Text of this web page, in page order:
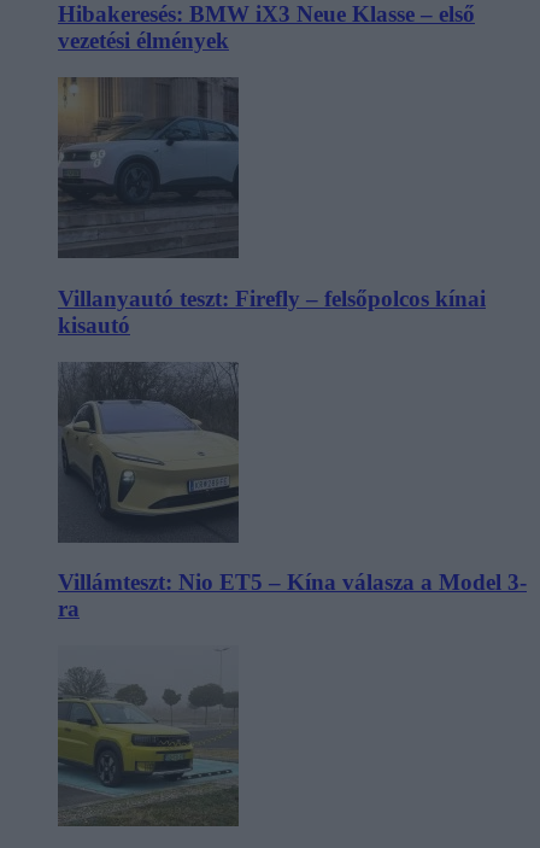
Hibakeresés: BMW iX3 Neue Klasse – első
vezetési élmények
Villanyautó teszt: Firefly – felsőpolcos kínai
kisautó
Villámteszt: Nio ET5 – Kína válasza a Model 3-
ra